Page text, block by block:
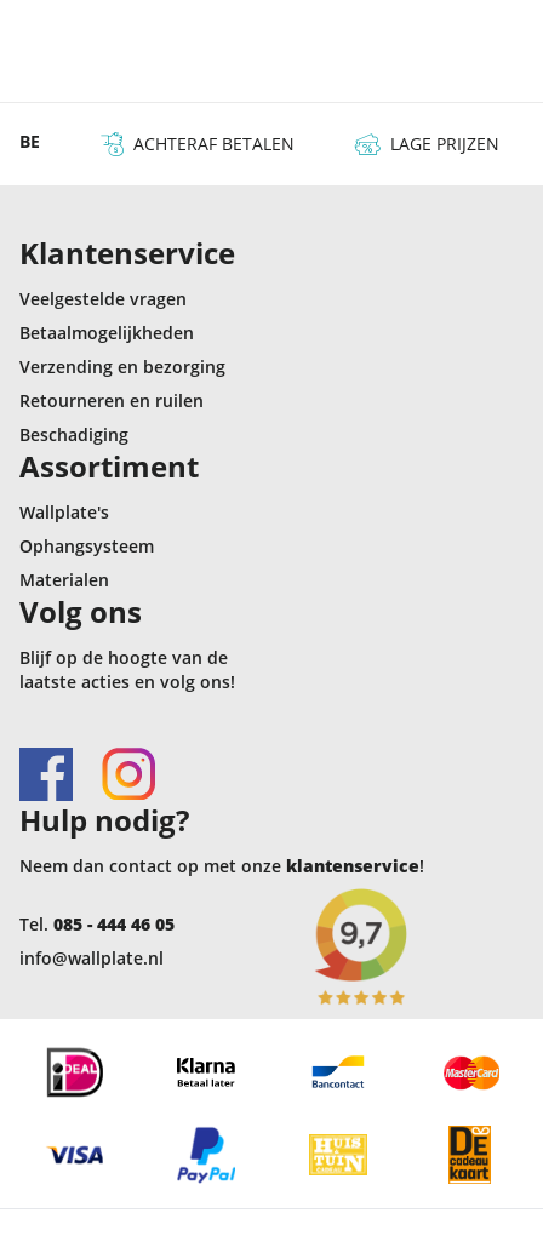
BETALEN LAGE PRIJZEN BESTE KWALITEIT
Klantenservice
Veelgestelde vragen
Betaalmogelijkheden
Verzending en bezorging
Retourneren en ruilen
Beschadiging
Assortiment
Wallplate's
Ophangsysteem
Materialen
Volg ons
Blijf op de hoogte van de
laatste acties en volg ons!
Hulp nodig?
Neem dan contact op met onze klantenservice!
Tel. 085 - 444 46 05
info@wallplate.nl